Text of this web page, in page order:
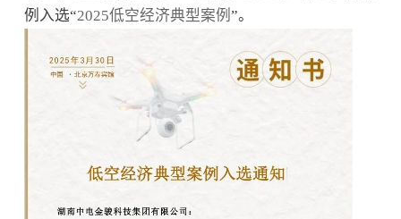
例入选“2025低空经济典型案例”。